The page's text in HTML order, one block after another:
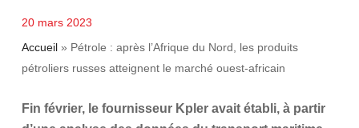
20 mars 2023
Accueil» Pétrole : après l’Afrique du Nord, les produits
pétroliers russes atteignent le marché ouest-africain
Fin février, le fournisseur Kpler avait établi, à partir